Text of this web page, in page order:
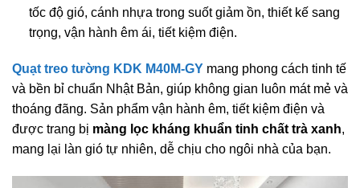
tốc độ gió, cánh nhựa trong suốt giảm ồn, thiết kế sang
trọng, vận hành êm ái, tiết kiệm điện.
Quạt treo tường KDK M40M-GY mang phong cách tinh tế
và bền bỉ chuẩn Nhật Bản, giúp không gian luôn mát mẻ và
thoáng đãng. Sản phẩm vận hành êm, tiết kiệm điện và
được trang bị màng lọc kháng khuẩn tinh chất trà xanh,
mang lại làn gió tự nhiên, dễ chịu cho ngôi nhà của bạn.